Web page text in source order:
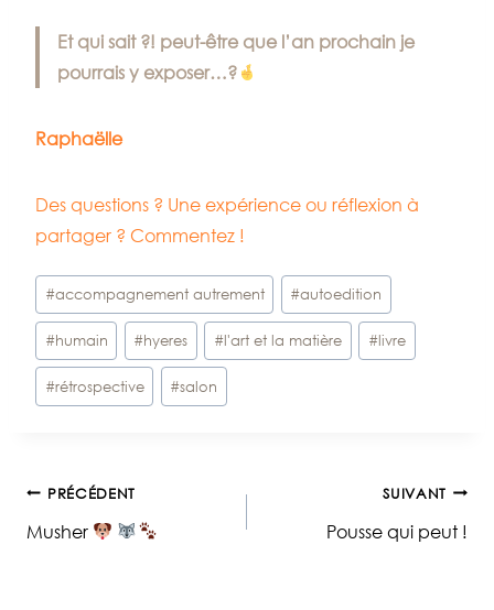
Et qui sait ?! peut-être que l’an prochain je
pourrais y exposer…?
Raphaëlle
Des questions ? Une expérience ou réflexion à
partager ? Commentez !
Étiquettes
de
la
publication :
#accompagnement autrement #autoedition
#humain #hyeres #l'art et la matière #livre
#rétrospective #salon
Navigation
PRÉCÉDENT
Musher
SUIVANT
Pousse qui peut !